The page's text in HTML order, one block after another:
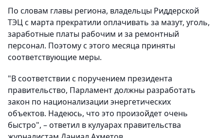
По словам главы региона, владельцы Риддерской
ТЭЦ с марта прекратили оплачивать за мазут, уголь,
заработные платы рабочим и за ремонтный
персонал. Поэтому с этого месяца приняты
соответствующие меры.
"В соответствии с поручением президента
правительство, Парламент должны разработать
закон по национализации энергетических
объектов. Надеюсь, что это произойдет очень
быстро", – ответил в кулуарах правительства